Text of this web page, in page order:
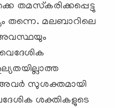
തമസ്‌കരിക്കപ്പെട്ടു
തന്നെ. മലബാറിലെ
അവസ്ഥയും
സുശക്തമായി
ശക്തികളുടെ